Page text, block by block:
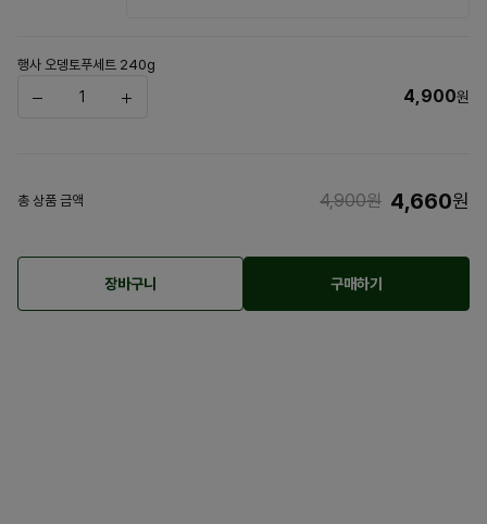
행사 오뎅토푸세트 240g
4,900원
총 상품 금액 4,900원 4,660원
장바구니 구매하기